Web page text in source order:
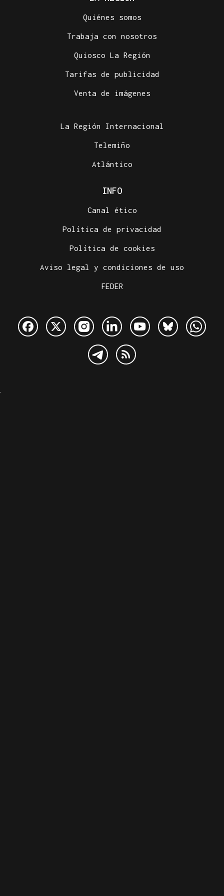
Quiénes somos
Trabaja con nosotros
Quiosco La Región
Tarifas de publicidad
Venta de imágenes
La Región Internacional
Telemiño
Atlántico
INFO
Canal ético
Política de privacidad
Política de cookies
Aviso legal y condiciones de uso
FEDER